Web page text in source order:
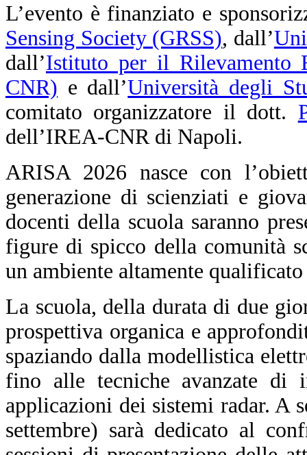
L’evento è finanziato e
Sensing Society (GRSS), dall’
dall’Istituto per il Rilevamento
CNR) e dall’Università degli
comitato organizzatore il dott.
dell’IREA-CNR di Napoli.
ARISA 2026 nasce con
generazione di scienziati e
docenti della scuola saranno
figure di spicco della comunità
un ambiente altamente
La scuola, della durata di due
prospettiva organica e
spaziando dalla modellistica
fino alle tecniche avanzate
applicazioni dei sistemi radar. A
settembre) sarà dedicato al